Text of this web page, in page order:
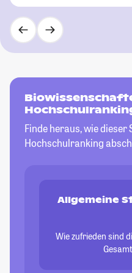
Finde heraus, wie dieser
Hochschulranking
Allgemeine
Wie zufrieden sind